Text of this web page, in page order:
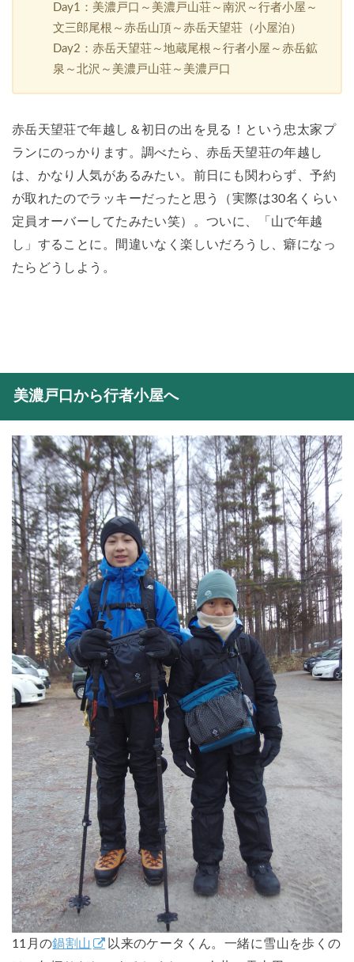
Day1：美濃戸口～美濃戸山荘～南沢～行者小屋～
文三郎尾根～赤岳山頂～赤岳天望荘（小屋泊）
Day2：赤岳天望荘～地蔵尾根～行者小屋～赤岳鉱
泉～北沢～美濃戸山荘～美濃戸口
赤岳天望荘で年越し＆初日の出を見る！という忠太家プ
ランにのっかります。調べたら、赤岳天望荘の年越し
は、かなり人気があるみたい。前日にも関わらず、予約
が取れたのでラッキーだったと思う（実際は30名くらい
定員オーバーしてたみたい笑）。ついに、「山で年越
し」することに。間違いなく楽しいだろうし、癖になっ
たらどうしよう。
美濃戸口から行者小屋へ
11月の鍋割山
以来のケータくん。一緒に雪山を歩くの